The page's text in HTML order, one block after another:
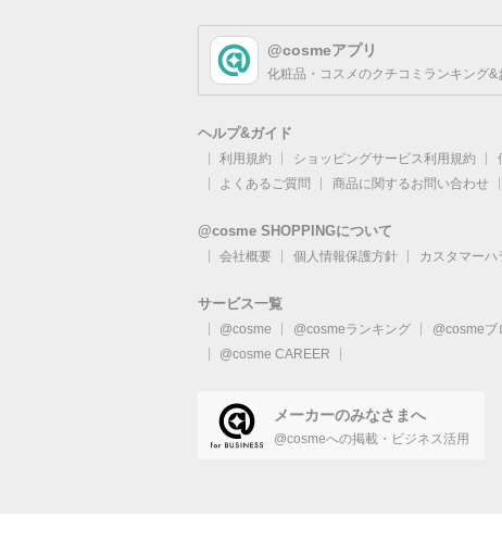
@cosmeアプリ
化粧品・コスメのクチコミランキング&
ヘルプ&ガイド
利用規約 ショッピングサービス利用規約
よくあるご質問
商品に関するお問い合わせ
@cosme SHOPPINGについて
会社概要 個人情報保護方針 カスタマー
サービス一覧
@cosme @cosmeランキング @cosmeブ
@cosme CAREER
メーカーのみなさまへ
@cosmeへの掲載・ビジネス活用